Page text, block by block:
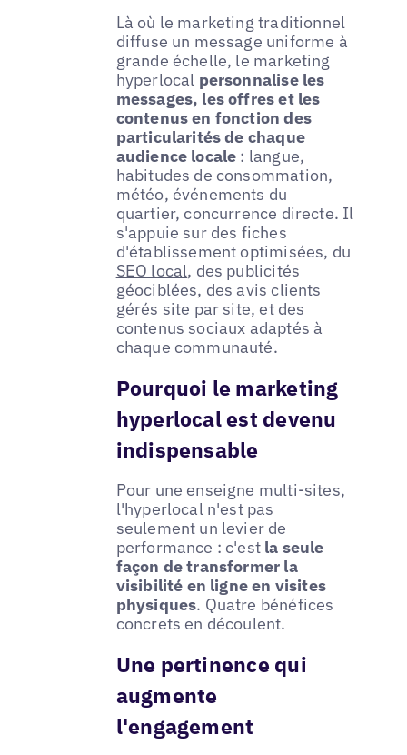
Là où le marketing traditionnel
diffuse un message uniforme à
grande échelle, le marketing
hyperlocal personnalise les
messages, les offres et les
contenus en fonction des
particularités de chaque
audience locale : langue,
habitudes de consommation,
météo, événements du
quartier, concurrence directe. Il
s'appuie sur des fiches
d'établissement optimisées, du
SEO local, des publicités
géociblées, des avis clients
gérés site par site, et des
contenus sociaux adaptés à
chaque communauté.
Pourquoi le marketing
hyperlocal est devenu
indispensable
Pour une enseigne multi-sites,
l'hyperlocal n'est pas
seulement un levier de
performance : c'est la seule
façon de transformer la
visibilité en ligne en visites
physiques. Quatre bénéfices
concrets en découlent.
Une pertinence qui
augmente
l'engagement